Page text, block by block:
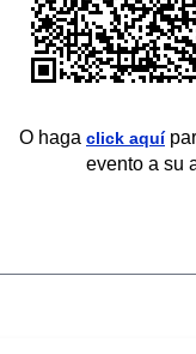
O haga click aquí
evento a su